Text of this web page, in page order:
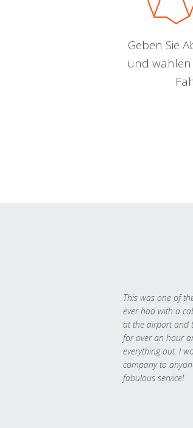
Geben Sie
und wählen
This was one of
ever had with a
at the airport and
for over an hour
everything out. I
company to
fabulous service!